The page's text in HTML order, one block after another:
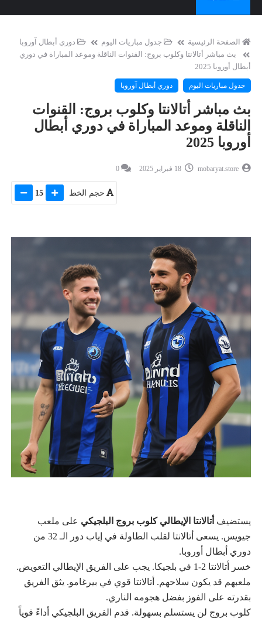
الصفحة الرئيسية جدول مباريات اليوم
دوري أبطال آوروبا
بث مباشر أتالانتا وكلوب بروج: القنوات الناقلة وموعد المباراة في دوري
أبطال أوروبا 2025
جدول مباريات اليوم دوري أبطال آوروبا
بث مباشر أتالانتا وكلوب بروج: القنوات
الناقلة وموعد المباراة في دوري أبطال
أوروبا 2025
mobaryat.store
0
حجم الخط 15
يستضيف أتالانتا الإيطالي كلوب بروج البلجيكي على ملعب
جيويس. يسعى أتالانتا لقلب الطاولة في إياب دور الـ 32 من
دوري أبطال أوروبا.
خسر أتالانتا 2-1 في بلجيكا. يجب على الفريق الإيطالي التعويض.
ملعبهم قد يكون سلاحهم. أتالانتا قوي في بيرغامو. يثق الفريق
بقدرته على الفوز بفضل هجومه الناري.
كلوب بروج لن يستسلم بسهولة. قدم الفريق البلجيكي أداءً قوياً